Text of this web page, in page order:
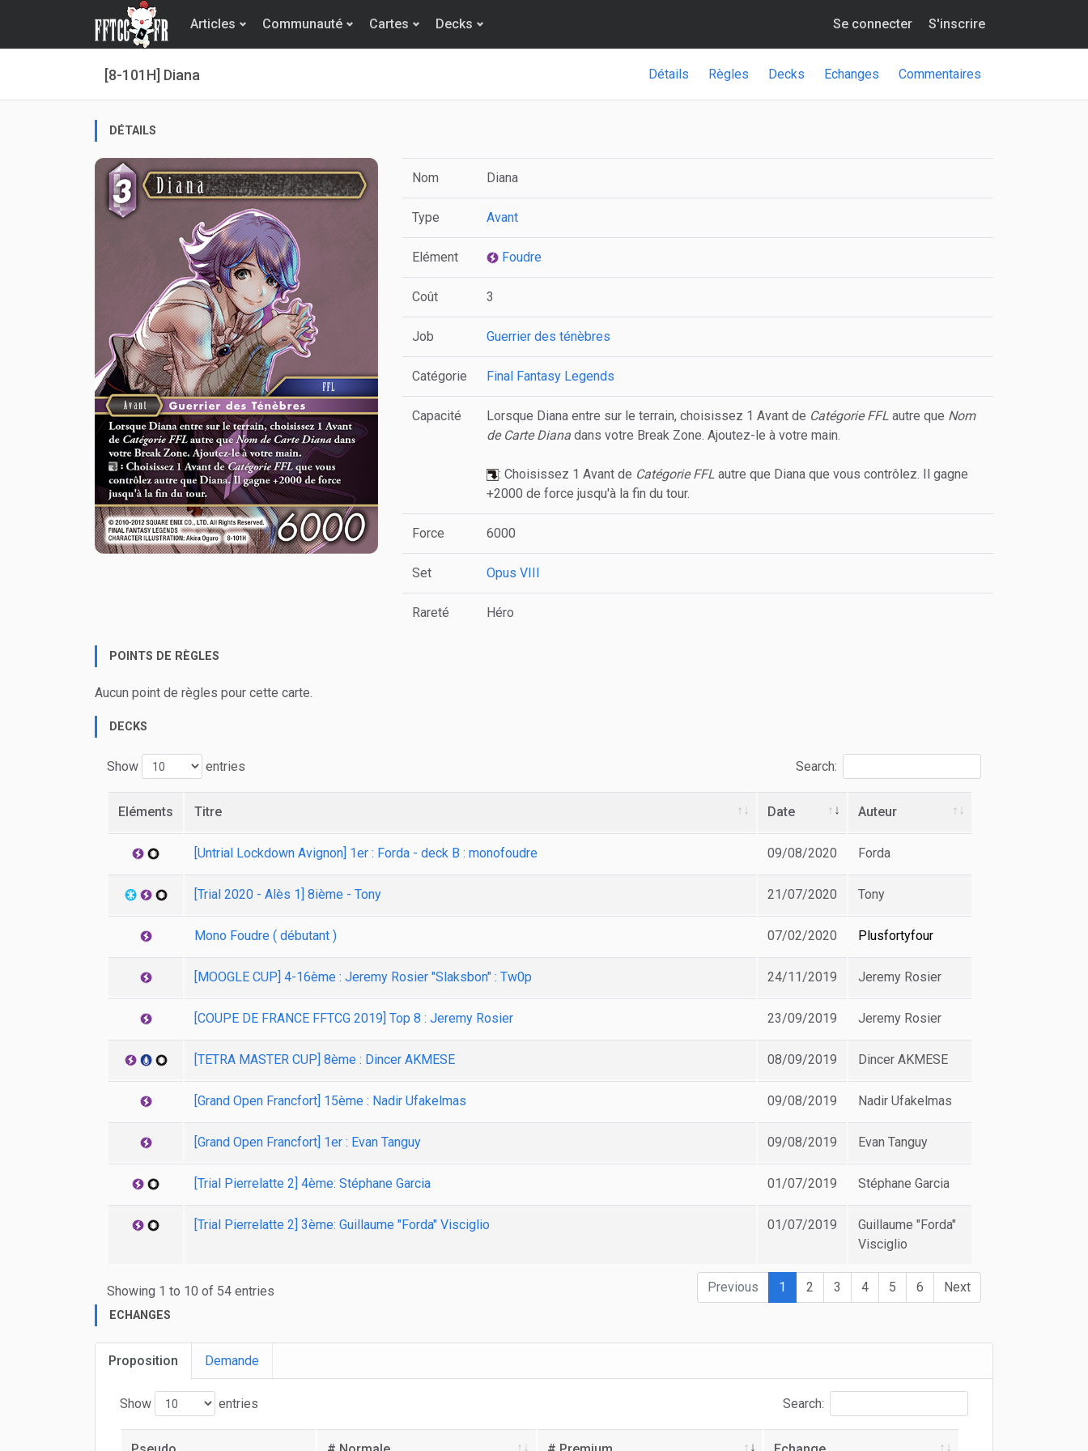
Articles Communauté Cartes Decks Se connecter S'inscrire
[8-101H] Diana Détails Règles Decks Echanges Commentaires
DÉTAILS
Nom Diana
Type Avant
Elément Foudre
Coût 3
Job Guerrier des ténèbres
Catégorie Final Fantasy Legends
Capacité Lorsque Diana entre sur le terrain, choisissez 1 Avant de Catégorie FFLautre que Nom
de Carte Dianadans votre Break Zone. Ajoutez-le à votre main.
: Choisissez 1 Avant de Catégorie FFLautre que Diana que vous contrôlez. Il gagne
+2000 de force jusqu'à la fin du tour.
Force 6000
Set Opus VIII
Rareté Héro
POINTS DE RÈGLES
Aucun point de règles pour cette carte.
DECKS
Show entries Search:
Eléments Titre Date Auteur
[Untrial Lockdown Avignon] 1er : Forda - deck B : monofoudre 09/08/2020 Forda
[Trial 2020 - Alès 1] 8ième - Tony 21/07/2020 Tony
Mono Foudre ( débutant ) 07/02/2020 Plusfortyfour
[MOOGLE CUP] 4-16ème : Jeremy Rosier "Slaksbon" : Tw0p 24/11/2019 Jeremy Rosier
[COUPE DE FRANCE FFTCG 2019] Top 8 : Jeremy Rosier 23/09/2019 Jeremy Rosier
[TETRA MASTER CUP] 8ème : Dincer AKMESE 08/09/2019 Dincer AKMESE
[Grand Open Francfort] 15ème : Nadir Ufakelmas 09/08/2019 Nadir Ufakelmas
[Grand Open Francfort] 1er : Evan Tanguy 09/08/2019 Evan Tanguy
[Trial Pierrelatte 2] 4ème: Stéphane Garcia 01/07/2019 Stéphane Garcia
[Trial Pierrelatte 2] 3ème: Guillaume "Forda" Visciglio 01/07/2019
Guillaume "Forda"
Visciglio
Showing 1 to 10 of 54 entries Previous 1 2 3 4 5 6 Next
ECHANGES
Proposition Demande
Show entries Search: